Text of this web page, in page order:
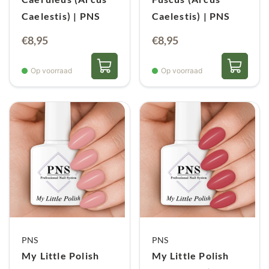
Caelestis) | PNS
€8,95
Op voorraad
Caelestis) | PNS
€8,95
Op voorraad
PNS
My Little Polish
PNS
My Little Polish